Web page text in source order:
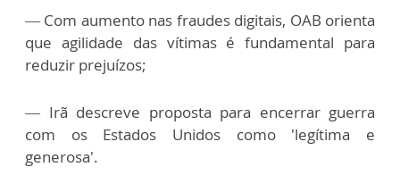
— Com aumento nas fraudes digitais, OAB orienta
que agilidade das vítimas é fundamental para
reduzir prejuízos;
— Irã descreve proposta para encerrar guerra
com os Estados Unidos como 'legítima e
generosa'.